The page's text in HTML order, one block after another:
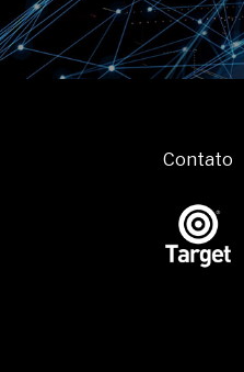
Contato